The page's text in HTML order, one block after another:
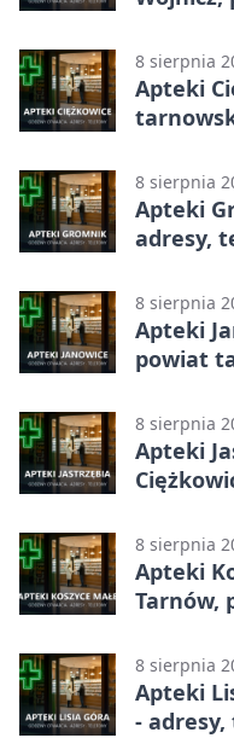
8 sierpnia
Apteki
8 sierpnia
Apteki
adresy,
8 sierpnia
Apteki
powiat
8 sierpnia
Apteki
8 sierpnia
Apteki
Tarnów,
8 sierpnia
Apteki
-